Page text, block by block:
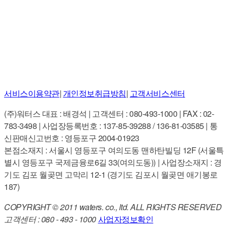
서비스이용약관|개인정보취급방침| 고객서비스센터
(주)워터스 대표 : 배경석 | 고객센터 : 080-493-1000 | FAX : 02-
783-3498 | 사업장등록번호 : 137-85-39288 / 136-81-03585 | 통
신판매신고번호 : 영등포구 2004-01923
본점소재지 : 서울시 영등포구 여의도동 맨하탄빌딩 12F (서울특
별시 영등포구 국제금융로6길 33(여의도동)) | 사업장소재지 : 경
기도 김포 월곶면 고막리 12-1 (경기도 김포시 월곶면 애기봉로
187)
COPYRIGHT © 2011 waters. co., ltd. ALL RIGHTS RESERVED
고객센터 : 080 - 493 - 1000사업자정보확인